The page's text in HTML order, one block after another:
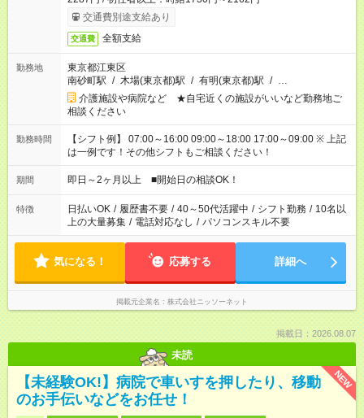
交通費別途支給あり
交通費 全額支給
勤務地
東京都江東区
南砂町駅 / 木場(東京都)駅 / 有明(東京都)駅 / …
介護施設や病院など ★自宅近くの施設がいいなど勤務地ご
相談ください
勤務時間
【シフト例】 07:00～16:00 09:00～18:00 17:00～09:00 ※ 上記
は一例です！その他シフトもご相談ください！
期間 即日～2ヶ月以上 ■開始日の相談OK！
特徴 日払いOK / 履歴書不要 / 40～50代活躍中 / シフト勤務 / 10名以
上の大量募集 / 電話対応なし / パソコンスキル不要
気になる！ 応募する 詳細へ
掲載元企業名 株式会社ニッソーネット
掲載日：2026.08.07
未読
NEW
【未経験OK!】病院で車いすを押したり、移動
のお手伝いなどをお任せ！